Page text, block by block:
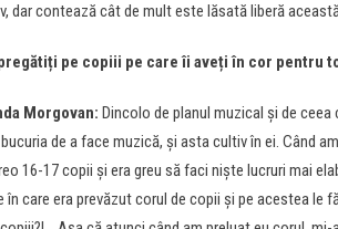
dar contează cât de mult este lăsată liberă
pe copiii pe care îi aveți în cor pentru
Morgovan: Dincolo de planul muzical și de
de a face muzică, și asta cultiv în ei. Când
16-17 copii și era greu să faci niște lucruri mai
în care era prevăzut corul de copii și pe acestea